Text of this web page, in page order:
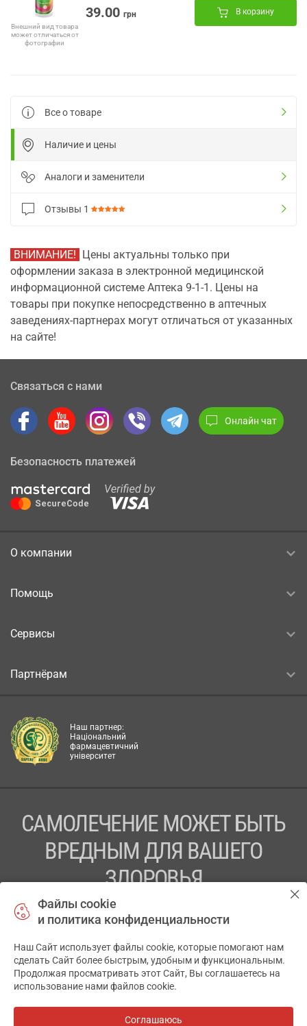
Внешний вид товара
может отличаться от
фотографии
39.00 грн В корзину
Все о товаре
Наличие и цены
Аналоги и заменители
Отзывы 1
ВНИМАНИЕ! Цены актуальны только при
оформлении заказа в электронной медицинской
информационной системе Аптека 9-1-1. Цены на
товары при покупке непосредственно в аптечных
заведениях-партнерах могут отличаться от указанных
на сайте!
Связаться с нами
Онлайн чат
Безопасность платежей
О компании
Помощь
Сервисы
Партнёрам
Наш партнер:
Національний
фармацевтичний
університет
САМОЛЕЧЕНИЕ МОЖЕТ БЫТЬ
ВРЕДНЫМ ДЛЯ ВАШЕГО
ЗДОРОВЬЯ
ПЕРЕД ПРИМЕНЕНИЕМ ПРЕПАРАТА
ПРОКОНСУЛЬТИРУЙТЕСЬ С ВРАЧОМ
ТОВ «АПТЕКА 911.ЮА» Код ЄДРПОУ 43631965.
Отказ от ответственности
АПТЕКА911.ЮА
Файлы cookie
и политика конфиденциальности
Наш Сайт использует файлы cookie, которые помогают нам
сделать Сайт более быстрым, удобным и функциональным.
Продолжая просматривать этот Сайт, Вы соглашаетесь на
использование нами файлов cookie.
Соглашаюсь
✕